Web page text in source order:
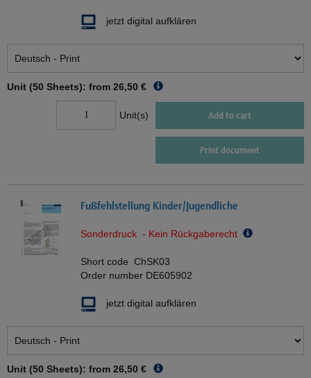
jetzt digital aufklären
Unit (50 Sheets): from 26,50 €
Unit(s) Add to cart
Print document
Fußfehlstellung Kinder/Jugendliche
Sonderdruck - Kein Rückgaberecht
Short code ChSK03
Order number DE605902
jetzt digital aufklären
Unit (50 Sheets): from 26,50 €